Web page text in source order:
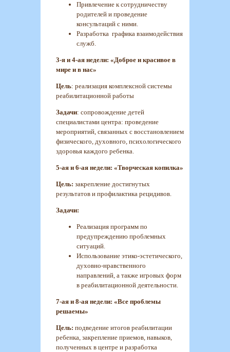
Привлечение к сотрудничеству
родителей и проведение
консультаций с ними.
Разработка графика взаимодействия
служб.
3-я и 4-ая недели: «Доброе и красивое в
мире и в нас»
Цель: реализация комплексной системы
реабилитационной работы
Задачи: сопровождение детей
специалистами центра: проведение
мероприятий, связанных с восстановлением
физического, духовного, психологического
здоровья каждого ребенка.
5-ая и 6-ая недели: «Творческая копилка»
Цель: закрепление достигнутых
результатов и профилактика рецидивов.
Задачи:
Реализация программ по
предупреждению проблемных
ситуаций.
Использование этико-эстетического,
духовно-нравственного
направлений, а также игровых форм
в реабилитационной деятельности.
7-ая и 8-ая недели: «Все проблемы
решаемы»
Цель: подведение итогов реабилитации
ребенка, закрепление приемов, навыков,
полученных в центре и разработка